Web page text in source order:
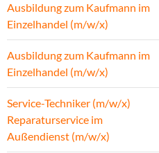
Ausbildung zum Kaufmann im
Einzelhandel (m/w/x)
Ausbildung zum Kaufmann im
Einzelhandel (m/w/x)
Service-Techniker (m/w/x)
Reparaturservice im
Außendienst (m/w/x)